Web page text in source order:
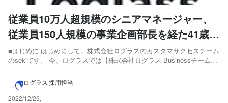
従業員10万人超規模のシニアマネージャー、
従業員150人規模の事業企画部長を経た41歳
が、世界観に共感しシリーズAスタートアップ
に飛び込んだ話
■はじめに はじめまして。株式会社ログラスのカスタマサクセスチーム
のsekiです。 今、ログラスでは【株式会社ログラス Businessチーム
でnoteの襷をつなぐ取り組みを実施しており、この記事は24日目のエ
ントリーとなり...
ログラス 採用担当
2022/12/26,